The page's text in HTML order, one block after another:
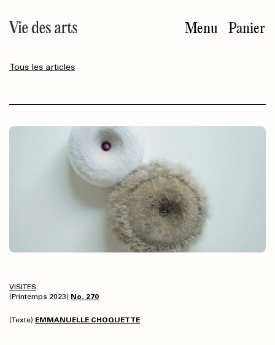
au
contenu
Menu Panier
Tous les articles
VISITES
(Printemps 2023) No. 270
(Texte) EMMANUELLE CHOQUETTE